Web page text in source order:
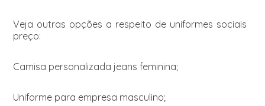
Veja outras opções a respeito de uniformes sociais
preço:
Camisa personalizada jeans feminina;
Uniforme para empresa masculino;